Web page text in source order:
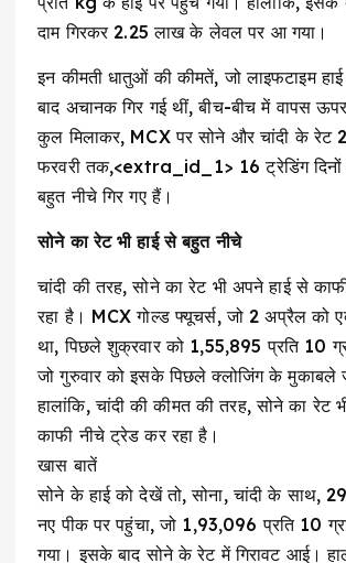
दाम गिरकर ₹2.25 लाख के लेवल पर आ गया।
इन कीमती धातुओं की कीमतें, जो लाइफटाइम
बाद अचानक गिर गई थीं, बीच-बीच में वापस
कुल मिलाकर, MCX पर सोने और चांदी के रेट
फरवरी तक,<extra_id_1> 16 ट्रेडिंग
बहुत नीचे गिर गए हैं।
सोने का रेट भी हाई से बहुत नीचे
चांदी की तरह, सोने का रेट भी अपने हाई से
रहा है। MCX गोल्ड फ्यूचर्स, जो 2 अप्रैल को
था, पिछले शुक्रवार को ₹1,55,895 प्रति 10
जो गुरुवार को इसके पिछले क्लोजिंग के मुकाबले
हालांकि, चांदी की कीमत की तरह, सोने का रेट
काफी नीचे ट्रेड कर रहा है।
खास बातें
सोने के हाई को देखें तो, सोना, चांदी के साथ,
नए पीक पर पहुंचा, जो ₹1,93,096 प्रति 10
गया। इसके बाद सोने के रेट में गिरावट आई।